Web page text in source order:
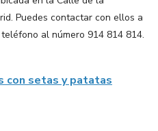
Puedes contactar con ellos a
al número 914 814 814.
con setas y patatas